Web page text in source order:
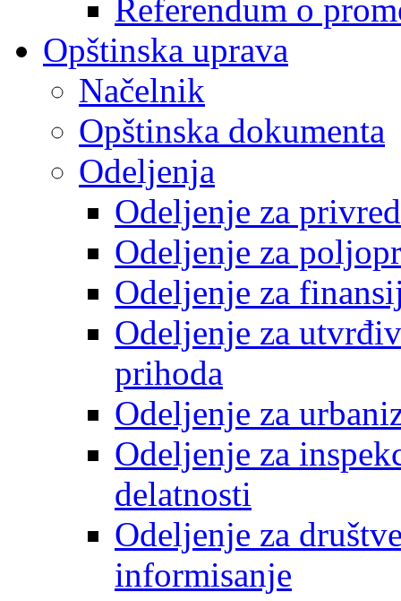
Referendum o
Opštinska uprava
Načelnik
Opštinska dokumenta
Odeljenja
Odeljenje za
Odeljenje za
Odeljenje za
Odeljenje za
prihoda
Odeljenje za
Odeljenje za
delatnosti
Odeljenje za
informisanje